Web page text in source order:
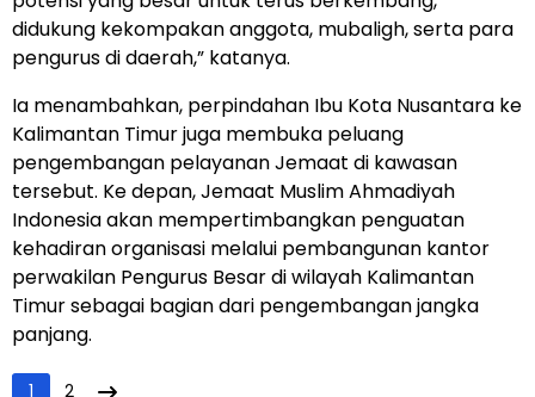
didukung kekompakan anggota, mubaligh, serta para
pengurus di daerah,” katanya.
Ia menambahkan, perpindahan Ibu Kota Nusantara ke
Kalimantan Timur juga membuka peluang
pengembangan pelayanan Jemaat di kawasan
tersebut. Ke depan, Jemaat Muslim Ahmadiyah
Indonesia akan mempertimbangkan penguatan
kehadiran organisasi melalui pembangunan kantor
perwakilan Pengurus Besar di wilayah Kalimantan
Timur sebagai bagian dari pengembangan jangka
panjang.
1 2